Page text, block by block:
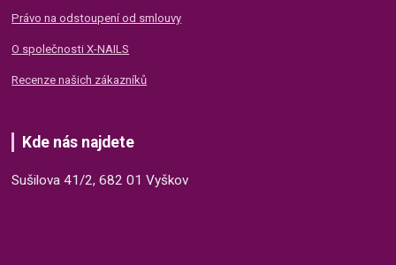
Právo na odstoupení od smlouvy
O společnosti X-NAILS
Recenze našich zákazníků
Kde nás najdete
Sušilova 41/2, 682 01 Vyškov